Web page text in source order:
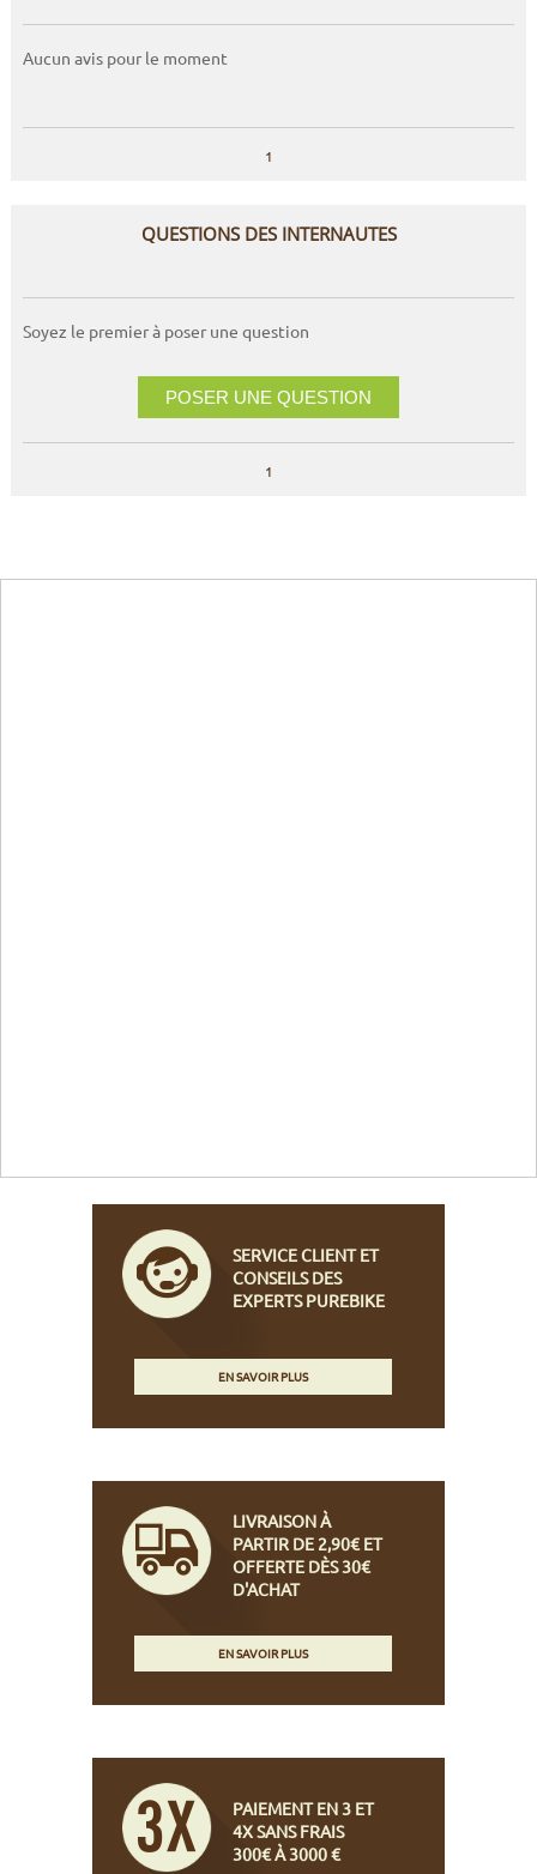
Aucun avis pour le moment
1
QUESTIONS DES INTERNAUTES
Soyez le premier à poser une question
POSER UNE QUESTION
1
SERVICE CLIENT ET
CONSEILS DES
EXPERTS PUREBIKE
EN SAVOIR PLUS
LIVRAISON À
PARTIR DE 2,90€ ET
OFFERTE DÈS 30€
D'ACHAT
EN SAVOIR PLUS
PAIEMENT EN 3 ET
4X SANS FRAIS
300€ À 3000 €